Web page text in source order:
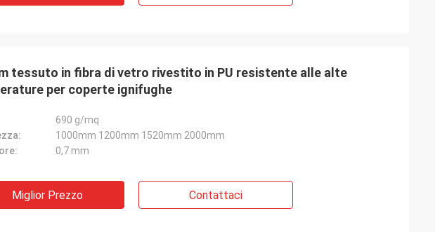
tessuto in fibra di vetro rivestito in PU resistente alle alte
per coperte ignifughe
690 g/mq
1000mm 1200mm 1520mm 2000mm
0,7 mm
Miglior Prezzo Contattaci